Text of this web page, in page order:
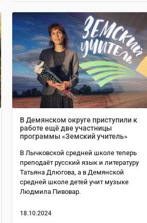
В Демянском округе приступили к
работе ещё две участницы
программы «Земский учитель»
В Лычковской средней школе теперь
преподаёт русский язык и литературу
Татьяна Длюгова, а в Демянской
средней школе детей учит музыке
Людмила Пивовар.
18.10.2024